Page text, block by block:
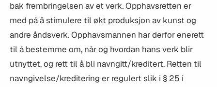
bak frembringelsen av et verk. Opphavsretten er
med på å stimulere til økt produksjon av kunst og
andre åndsverk. Opphavsmannen har derfor enerett
til å bestemme om, når og hvordan hans verk blir
utnyttet, og rett til å bli navngitt/kreditert. Retten til
navngivelse/kreditering er regulert slik i § 25 i